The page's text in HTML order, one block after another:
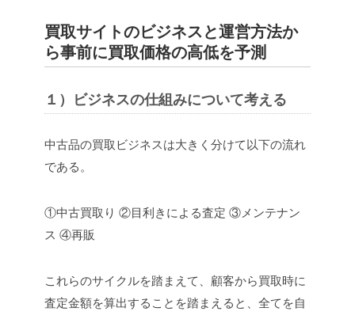
買取サイトのビジネスと運営方法か
ら事前に買取価格の高低を予測
１）ビジネスの仕組みについて考える
中古品の買取ビジネスは大きく分けて以下の流れ
である。
①中古買取り ②目利きによる査定 ③メンテナン
ス ④再販
これらのサイクルを踏まえて、顧客から買取時に
査定金額を算出することを踏まえると、全てを自